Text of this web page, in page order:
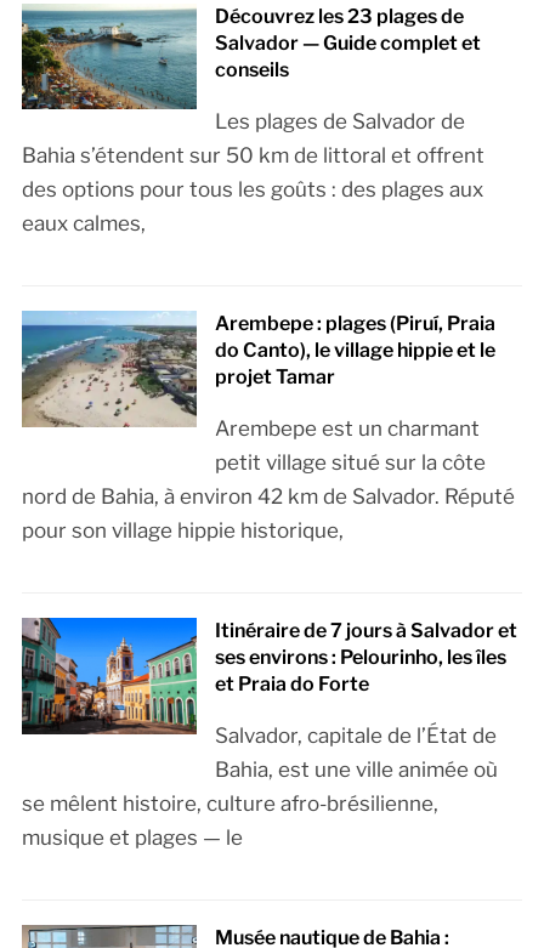
Découvrez les 23 plages de
Salvador — Guide complet et
conseils
Les plages de Salvador de
Bahia s’étendent sur 50 km de littoral et offrent
des options pour tous les goûts : des plages aux
eaux calmes,
Arembepe : plages (Piruí, Praia
do Canto), le village hippie et le
projet Tamar
Arembepe est un charmant
petit village situé sur la côte
nord de Bahia, à environ 42 km de Salvador. Réputé
pour son village hippie historique,
Itinéraire de 7 jours à Salvador et
ses environs : Pelourinho, les îles
et Praia do Forte
Salvador, capitale de l’État de
Bahia, est une ville animée où
se mêlent histoire, culture afro-brésilienne,
musique et plages — le
Musée nautique de Bahia :